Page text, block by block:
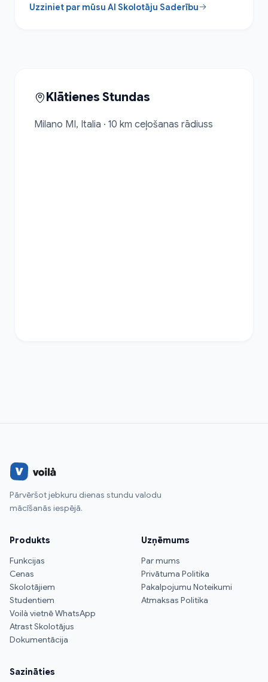
Uzziniet par mūsu AI Skolotāju Saderību
Klātienes Stundas
Milano MI, Italia · 10 km ceļošanas rādiuss
Pārvēršot jebkuru dienas stundu valodu
mācīšanās iespējā.
Produkts
Funkcijas
Cenas
Skolotājiem
Studentiem
Voilà vietnē WhatsApp
Atrast Skolotājus
Dokumentācija
Uzņēmums
Par mums
Privātuma Politika
Pakalpojumu Noteikumi
Atmaksas Politika
Sazināties